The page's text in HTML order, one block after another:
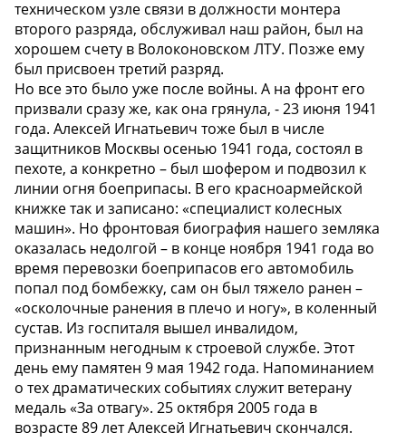
техническом узле связи в должности монтера
второго разряда, обслуживал наш район, был на
хорошем счету в Волоконовском ЛТУ. Позже ему
был присвоен третий разряд.
Но все это было уже после войны. А на фронт его
призвали сразу же, как она грянула, - 23 июня 1941
года. Алексей Игнатьевич тоже был в числе
защитников Москвы осенью 1941 года, состоял в
пехоте, а конкретно – был шофером и подвозил к
линии огня боеприпасы. В его красноармейской
книжке так и записано: «специалист колесных
машин». Но фронтовая биография нашего земляка
оказалась недолгой – в конце ноября 1941 года во
время перевозки боеприпасов его автомобиль
попал под бомбежку, сам он был тяжело ранен –
«осколочные ранения в плечо и ногу», в коленный
сустав. Из госпиталя вышел инвалидом,
признанным негодным к строевой службе. Этот
день ему памятен 9 мая 1942 года. Напоминанием
о тех драматических событиях служит ветерану
медаль «За отвагу». 25 октября 2005 года в
возрасте 89 лет Алексей Игнатьевич скончался.